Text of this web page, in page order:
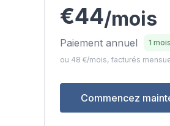
€44/mois
Paiement annuel
1
ou 48 €/mois, facturés
Commencez